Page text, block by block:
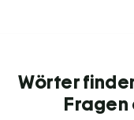
Wörter
Fragen